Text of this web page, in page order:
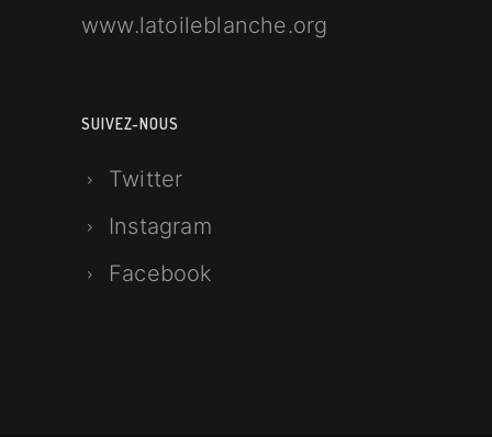
www.latoileblanche.org
SUIVEZ-NOUS
Twitter
Instagram
Facebook